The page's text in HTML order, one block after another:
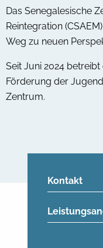
Das Senegalesische
Reintegration
Weg zu neuen
Seit Juni 2024
Förderung der
Zentrum.
Kontakt